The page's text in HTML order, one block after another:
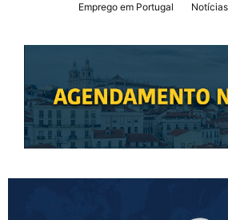
Emprego em Portugal Notícias